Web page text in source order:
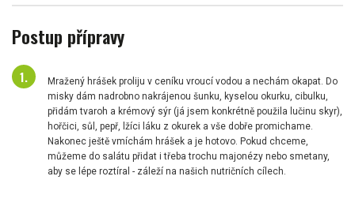
Postup přípravy
Mražený hrášek proliju v ceníku vroucí vodou a nechám okapat. Do
misky dám nadrobno nakrájenou šunku, kyselou okurku, cibulku,
přidám tvaroh a krémový sýr (já jsem konkrétně použila lučinu skyr),
hořčici, sůl, pepř, lžíci láku z okurek a vše dobře promichame.
Nakonec ještě vmíchám hrášek a je hotovo. Pokud chceme,
můžeme do salátu přidat i třeba trochu majonézy nebo smetany,
aby se lépe roztíral - záleží na našich nutričních cílech.